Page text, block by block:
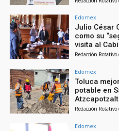
Edomex
Julio César
como su
visita al
Redacción Rotativo
Edomex
Toluca
potable en
Redacción Rotativo
Edomex